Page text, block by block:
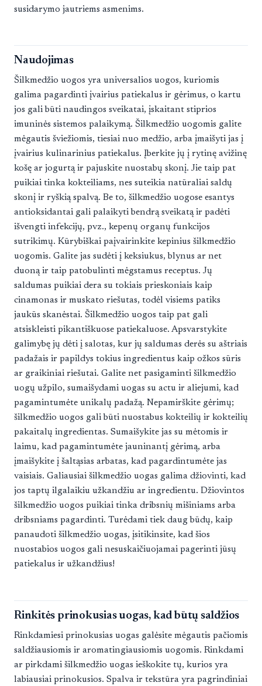
susidarymo jautriems asmenims.
Naudojimas
Šilkmedžio uogos yra universalios uogos, kuriomis
galima pagardinti įvairius patiekalus ir gėrimus, o kartu
jos gali būti naudingos sveikatai, įskaitant stiprios
imuninės sistemos palaikymą. Šilkmedžio uogomis galite
mėgautis šviežiomis, tiesiai nuo medžio, arba įmaišyti jas į
įvairius kulinarinius patiekalus. Įberkite jų į rytinę avižinę
košę ar jogurtą ir pajuskite nuostabų skonį. Jie taip pat
puikiai tinka kokteiliams, nes suteikia natūraliai saldų
skonį ir ryškią spalvą. Be to, šilkmedžio uogose esantys
antioksidantai gali palaikyti bendrą sveikatą ir padėti
išvengti infekcijų, pvz., kepenų organų funkcijos
sutrikimų. Kūrybiškai paįvairinkite kepinius šilkmedžio
uogomis. Galite jas sudėti į keksiukus, blynus ar net
duoną ir taip patobulinti mėgstamus receptus. Jų
saldumas puikiai dera su tokiais prieskoniais kaip
cinamonas ir muskato riešutas, todėl visiems patiks
jaukūs skanėstai. Šilkmedžio uogos taip pat gali
atsiskleisti pikantiškuose patiekaluose. Apsvarstykite
galimybę jų dėti į salotas, kur jų saldumas derės su aštriais
padažais ir papildys tokius ingredientus kaip ožkos sūris
ar graikiniai riešutai. Galite net pasigaminti šilkmedžio
uogų užpilo, sumaišydami uogas su actu ir aliejumi, kad
pagamintumėte unikalų padažą. Nepamirškite gėrimų;
šilkmedžio uogos gali būti nuostabus kokteilių ir kokteilių
pakaitalų ingredientas. Sumaišykite jas su mėtomis ir
laimu, kad pagamintumėte jauninantį gėrimą, arba
įmaišykite į šaltąsias arbatas, kad pagardintumėte jas
vaisiais. Galiausiai šilkmedžio uogas galima džiovinti, kad
jos taptų ilgalaikiu užkandžiu ar ingredientu. Džiovintos
šilkmedžio uogos puikiai tinka dribsnių mišiniams arba
dribsniams pagardinti. Turėdami tiek daug būdų, kaip
panaudoti šilkmedžio uogas, įsitikinsite, kad šios
nuostabios uogos gali nesuskaičiuojamai pagerinti jūsų
patiekalus ir užkandžius!
Rinkitės prinokusias uogas, kad būtų saldžios
Rinkdamiesi prinokusias uogas galėsite mėgautis pačiomis
saldžiausiomis ir aromatingiausiomis uogomis. Rinkdami
ar pirkdami šilkmedžio uogas ieškokite tų, kurios yra
labiausiai prinokusios. Spalva ir tekstūra yra pagrindiniai